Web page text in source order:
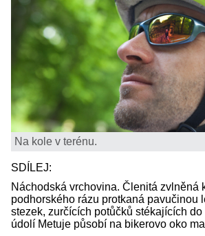
Na kole v terénu.
SDÍLEJ:
Náchodská vrchovina. Členitá zvlněná
podhorského rázu protkaná pavučinou
stezek, zurčících potůčků stékajících
údolí Metuje působí na bikerovo oko